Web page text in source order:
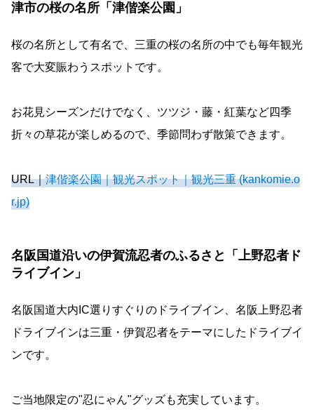
津市の桜の名所「津偕楽公園」
桜の名所として有名で、三重の桜の名所の中でも毎年観光
客で大変賑わうスポットです。
お花見シーズンだけでなく、ツツジ・藤・紅葉など四季
折々の草花が楽しめるので、季節問わず散策できます。
URL｜津偕楽公園｜観光スポット｜観光三重 (kankomie.o
r.jp)
名阪国道沿いの伊賀流忍者のふるさと「上野忍者ド
ライブイン」
名阪国道大内IC選りすぐりのドライブイン、名阪上野忍者
ドライブインは三重・伊賀忍者をテーマにしたドライブイ
ンです。
ご当地限定の"忍にゃん"グッズも充実しています。